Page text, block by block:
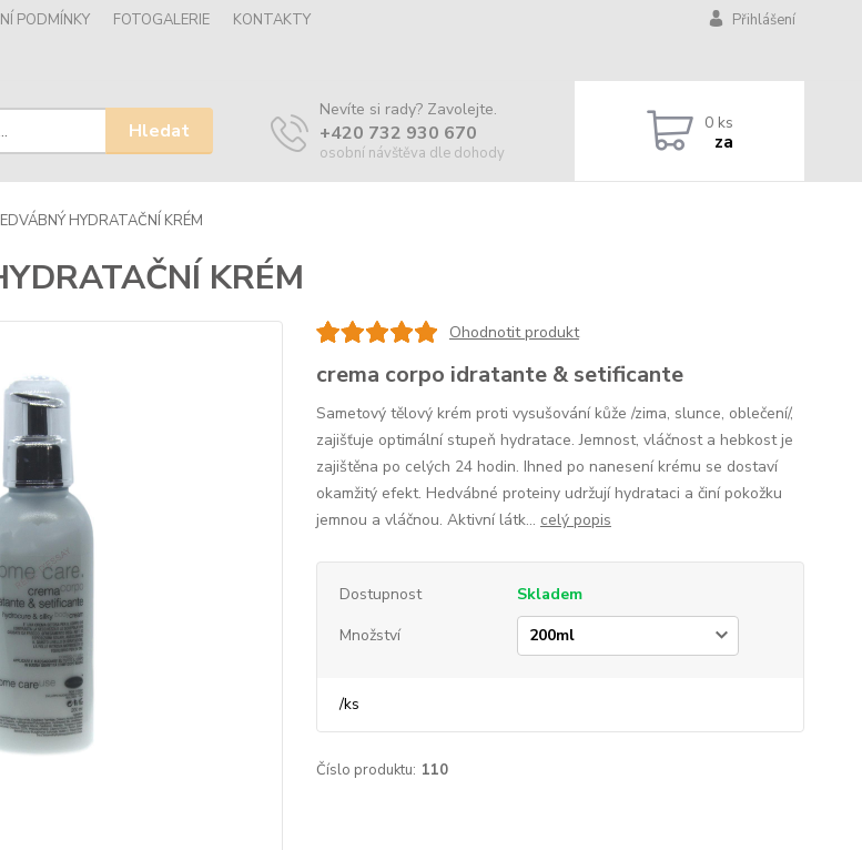
PODMÍNKY FOTOGALERIE
KONTAKTY
Přihlášení
Hledat
Nevíte si rady? Zavolejte.
+420 732 930 670
osobní návštěva dle dohody
0 ks
za
HYDRATAČNÍ KRÉM
KRÉM
Ohodnotit produkt
crema corpo idratante & setificante
Sametový tělový krém proti vysušování kůže /zima, slunce, oblečení/,
zajišťuje optimální stupeň hydratace. Jemnost, vláčnost a hebkost je
zajištěna po celých 24 hodin. Ihned po nanesení krému se dostaví
okamžitý efekt. Hedvábné proteiny udržují hydrataci a činí pokožku
jemnou a vláčnou. Aktivní látk... celý popis
Dostupnost
Skladem
Množství
/ks
Číslo produktu: 110